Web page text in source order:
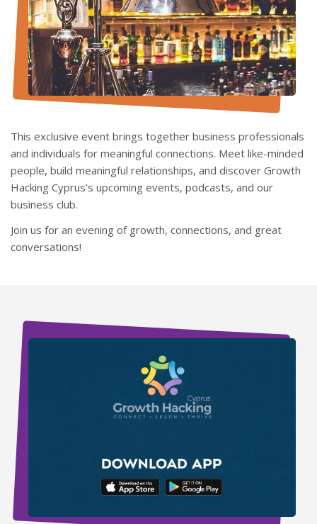
This exclusive event brings together business professionals
and individuals for meaningful connections. Meet like-minded
people, build meaningful relationships, and discover Growth
Hacking Cyprus’s upcoming events, podcasts, and our
business club.
Join us for an evening of growth, connections, and great
conversations!